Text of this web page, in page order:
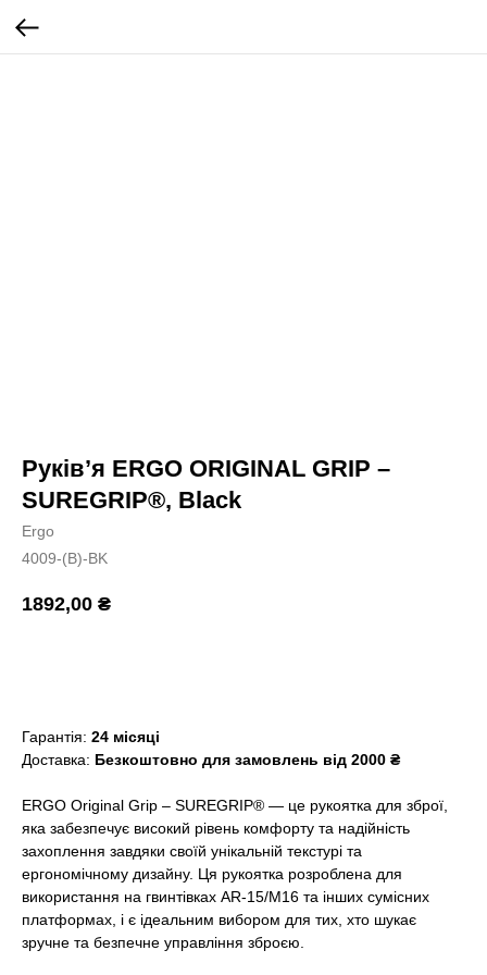
Руківʼя ERGO ORIGINAL GRIP –
SUREGRIP®, Black
Ergo
4009-(B)-BK
1892,00 ₴
Гарантія: 24 місяці
Доставка: Безкоштовно для замовлень від 2000 ₴
ERGO Original Grip – SUREGRIP® — це рукоятка для зброї,
яка забезпечує високий рівень комфорту та надійність
захоплення завдяки своїй унікальній текстурі та
ергономічному дизайну. Ця рукоятка розроблена для
використання на гвинтівках AR-15/M16 та інших сумісних
платформах, і є ідеальним вибором для тих, хто шукає
зручне та безпечне управління зброєю.